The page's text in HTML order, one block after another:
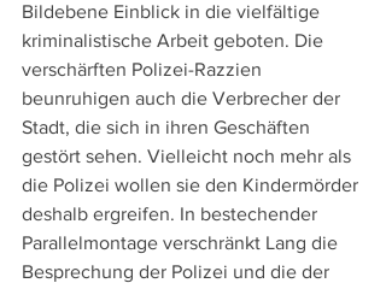
Bildebene Einblick in die vielfältige
kriminalistische Arbeit geboten. Die
verschärften Polizei-Razzien
beunruhigen auch die Verbrecher der
Stadt, die sich in ihren Geschäften
gestört sehen. Vielleicht noch mehr als
die Polizei wollen sie den Kindermörder
deshalb ergreifen. In bestechender
Parallelmontage verschränkt Lang die
Besprechung der Polizei und die der